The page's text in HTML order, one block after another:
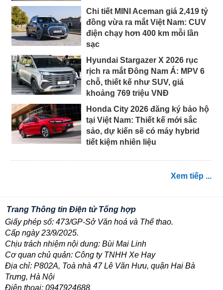
Chi tiết MINI Aceman giá 2,419 tỷ
đồng vừa ra mắt Việt Nam: CUV
điện chạy hơn 400 km mỗi lần
sạc
Hyundai Stargazer X 2026 rục
rịch ra mắt Đông Nam Á: MPV 6
chỗ, thiết kế như SUV, giá
khoảng 769 triệu VNĐ
Honda City 2026 đăng ký bảo hộ
tại Việt Nam: Thiết kế mới sắc
sảo, dự kiến sẽ có máy hybrid
tiết kiệm nhiên liệu
Xem tiếp ...
Trang Thông tin Điện tử Tổng hợp
Giấy phép số: 473/GP-Sở Văn hoá và Thể thao.
Cấp ngày 23/9/2025.
Chịu trách nhiệm nội dung: Bùi Mai Linh
Cơ quan chủ quản: Công ty TNHH Xe Hay
Địa chỉ: P802A, Toà nhà 47 Lê Văn Hưu, quận Hai Bà
Trưng, Hà Nội
Điện thoại: 0947924688